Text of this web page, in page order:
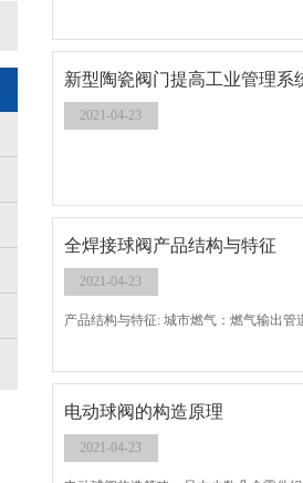
新型陶瓷阀门提高工业管理系
2021-04-23
全焊接球阀产品结构与特征
2021-04-23
产品结构与特征: 城市燃气：燃气输出管
电动球阀的构造原理
2021-04-23